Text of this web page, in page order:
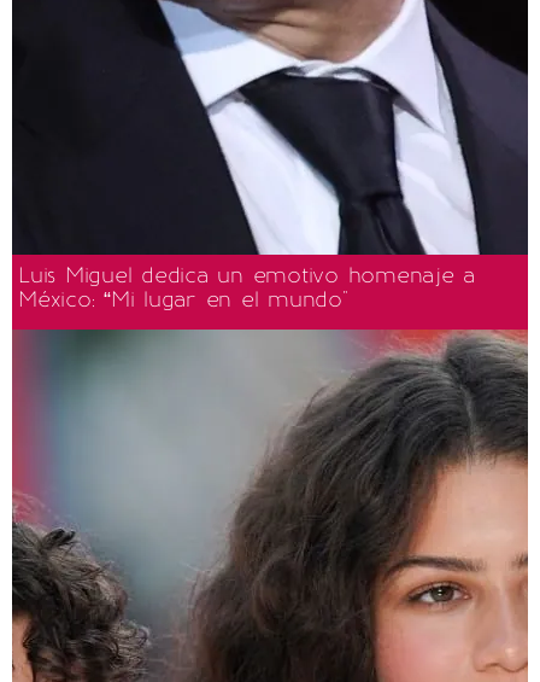
Luis Miguel dedica un emotivo homenaje a
México: “Mi lugar en el mundo"